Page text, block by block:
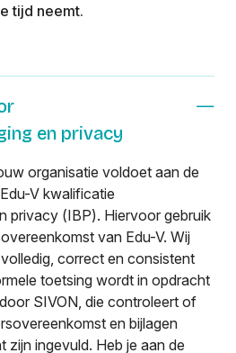
tijd neemt.
en privacy
organisatie voldoet aan de
V kwalificatie
privacy (IBP). Hiervoor gebruik
van Edu-V. Wij
correct en consistent
toetsing wordt in opdracht
SIVON, die controleert of
en bijlagen
zijn ingevuld. Heb je aan de